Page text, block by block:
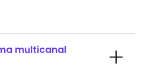
multicanal